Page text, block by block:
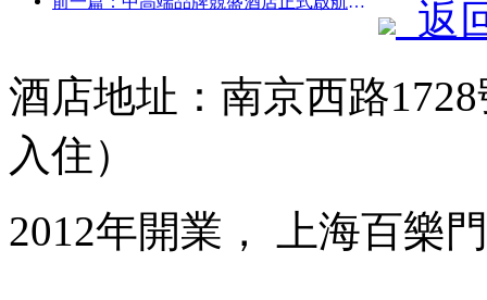
返
酒店地址：南京西路
入住）
2012年開業， 上海百